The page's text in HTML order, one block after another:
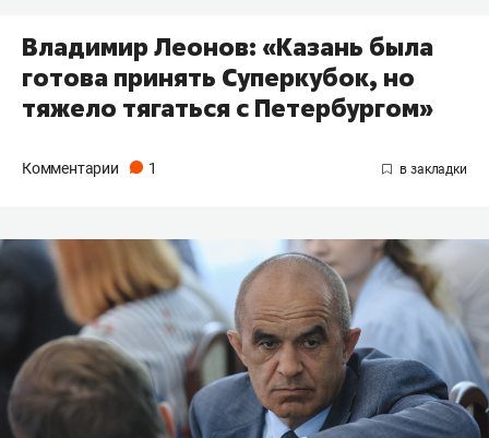
Владимир Леонов: «Казань была
готова принять Суперкубок, но
тяжело тягаться с Петербургом»
Комментарии 1